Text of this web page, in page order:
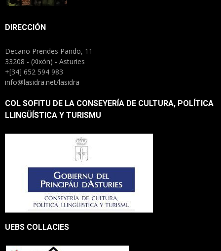
DIRECCIÓN
Decano Prendes Pando, 11
33208 - (Xixón) - Asturies
+[34] 652 594 983
info@lasidra.net/lasidra
COL SOFITU DE LA CONSEYERÍA DE CULTURA, POLÍTICA
LLINGÜÍSTICA Y TURISMU
UEBS COLLACIES